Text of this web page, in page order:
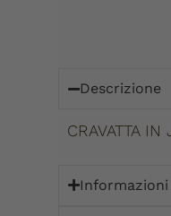
Descrizione
CRAVATTA
Informazioni